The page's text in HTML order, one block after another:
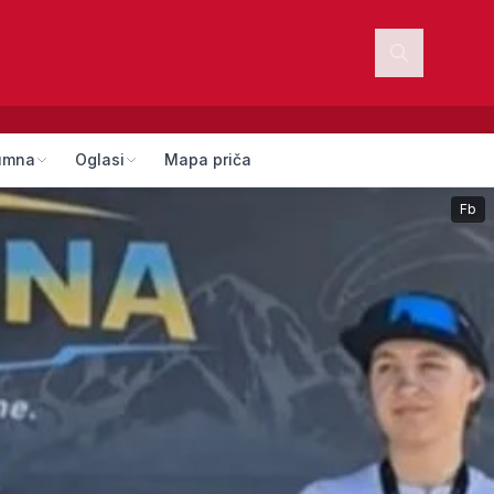
Oglasi Mapa priča
Fb